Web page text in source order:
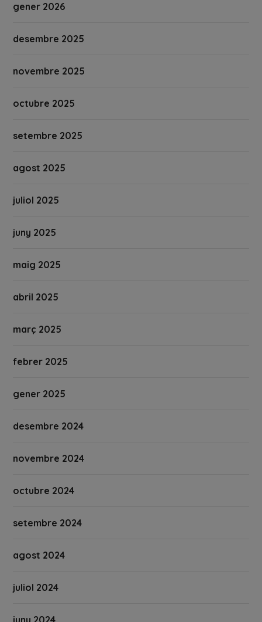
gener 2026
desembre 2025
novembre 2025
octubre 2025
setembre 2025
agost 2025
juliol 2025
juny 2025
maig 2025
abril 2025
març 2025
febrer 2025
gener 2025
desembre 2024
novembre 2024
octubre 2024
setembre 2024
agost 2024
juliol 2024